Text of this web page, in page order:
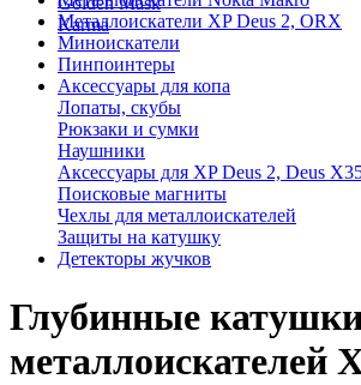
Karma
Металлоискатели XP Deus 2, ORX
Миноискатели
Пинпоинтеры
Аксессуары для копа
Лопаты, скубы
Рюкзаки и сумки
Наушники
Аксессуары для XP Deus 2, Deus
Поисковые магниты
Чехлы для металлоискателей
Защиты на катушку
Детекторы жучков
Глубинные
металлоискателей